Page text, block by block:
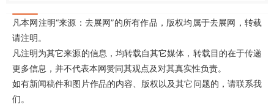
凡本网注明“来源：去展网”的所有作品，版权均属于去展网，转载
请注明。
凡注明为其它来源的信息，均转载自其它媒体，转载目的在于传递
更多信息，并不代表本网赞同其观点及对其真实性负责。
如有新闻稿件和图片作品的内容、版权以及其它问题的，请联系我
们。